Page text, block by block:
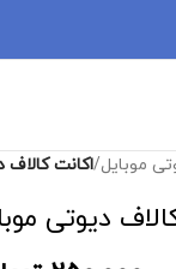
موبایل/اکانت کالاف
دیوتی